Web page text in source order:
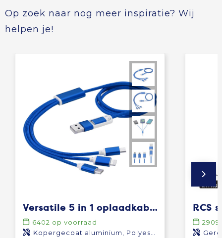
Op zoek naar nog meer inspiratie? Wij
helpen je!
Versatile 5 in 1 oplaadkabel
6402 op voorraad
Kopergecoat aluminium, Polyester
2909